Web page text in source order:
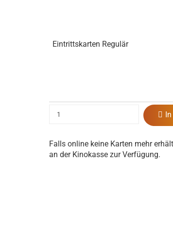
Eintrittskarten Regulär
Falls online keine Karten mehr
an der Kinokasse zur Verfügung.